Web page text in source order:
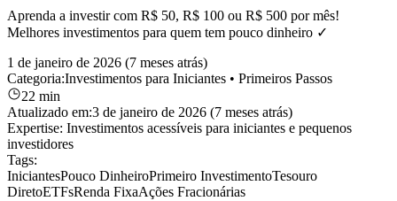
Aprenda a investir com R$ 50, R$ 100 ou R$ 500 por mês!
Melhores investimentos para quem tem pouco dinheiro ✓
1 de janeiro de 2026 (7 meses atrás)
Categoria:Investimentos para Iniciantes • Primeiros Passos
22 min
Atualizado em:3 de janeiro de 2026 (7 meses atrás)
Expertise: Investimentos acessíveis para iniciantes e pequenos
investidores
Tags:
IniciantesPouco DinheiroPrimeiro InvestimentoTesouro
DiretoETFsRenda FixaAções Fracionárias